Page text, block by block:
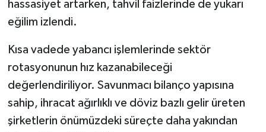
hassasiyet artarken, tahvil faizlerinde de yukarı
eğilim izlendi.
Kısa vadede yabancı işlemlerinde sektör
rotasyonunun hız kazanabileceği
değerlendiriliyor. Savunmacı bilanço yapısına
sahip, ihracat ağırlıklı ve döviz bazlı gelir üreten
şirketlerin önümüzdeki süreçte daha yakından